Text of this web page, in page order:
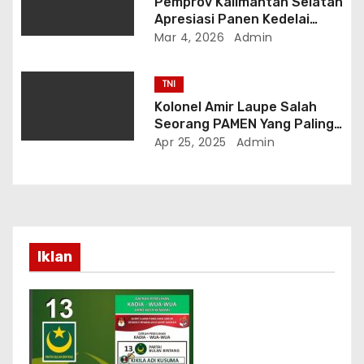
Apresiasi Panen Kedelai
Lanal Banjarmasin
Mar 4, 2026 Admin
TNI
Kolonel Amir Laupe Salah
Seorang PAMEN Yang Paling
Menonjol dan Terkenal
Apr 25, 2025 Admin
Iklan